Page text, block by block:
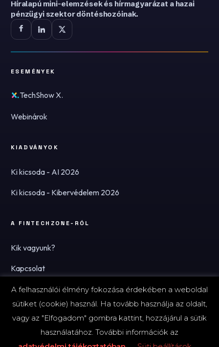
Híralapú mini-elemzések és hírmagyarázat a hazai
pénzügyi szektor döntéshozóinak.
ESEMÉNYEK
TechShow X.
Webinárok
KIADVÁNYOK
Ki kicsoda - AI 2026
Ki kicsoda - Kibervédelem 2026
A FINTECHZONE-RÓL
Kik vagyunk?
Kapcsolat
Hírlevél
© 2026 FinTechZone.hu - A FinTech Group Kft.
A felhasználói élmény fokozása érdekében a weboldal
sütiket (cookie) használ. Ha tovább használja az oldalt,
vagy az "Elfogadom" gombra kattint, hozzájárul a sütik
használatához. További információk az